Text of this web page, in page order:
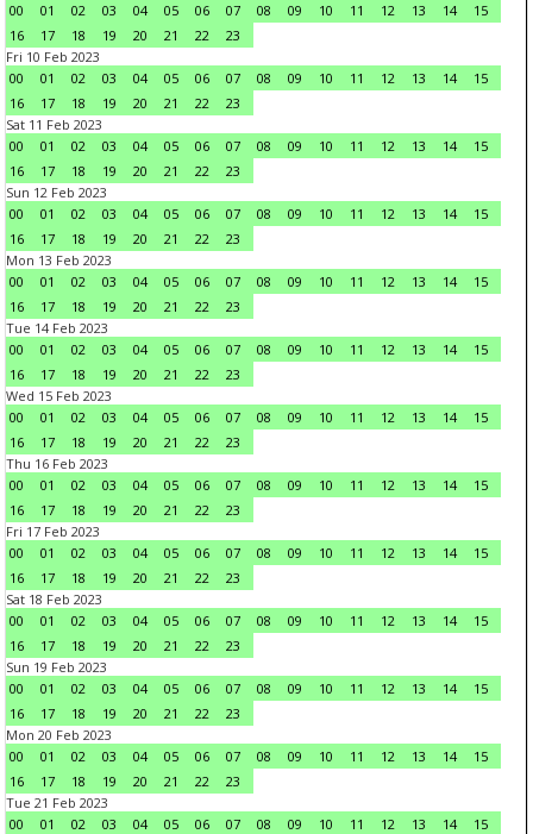
00
01 02 03 04 05 06 07 08 09 10 11 12 13 14
15
16
17 18 19 20 21 22
23
Fri 10 Feb 2023
00
01 02 03 04 05 06 07 08 09 10 11 12 13 14
15
16
17 18 19 20 21 22
23
Sat 11 Feb 2023
00
01 02 03 04 05 06 07 08 09 10 11 12 13 14
15
16
17 18 19 20 21 22
23
Sun 12 Feb 2023
00
01 02 03 04 05 06 07 08 09 10 11 12 13 14
15
16
17 18 19 20 21 22
23
Mon 13 Feb 2023
00
01 02 03 04 05 06 07 08 09 10 11 12 13 14
15
16
17 18 19 20 21 22
23
Tue 14 Feb 2023
00
01 02 03 04 05 06 07 08 09 10 11 12 13 14
15
16
17 18 19 20 21 22
23
Wed 15 Feb 2023
00
01 02 03 04 05 06 07 08 09 10 11 12 13 14
15
16
17 18 19 20 21 22
23
Thu 16 Feb 2023
00
01 02 03 04 05 06 07 08 09 10 11 12 13 14
15
16
17 18 19 20 21 22
23
Fri 17 Feb 2023
00
01 02 03 04 05 06 07 08 09 10 11 12 13 14
15
16
17 18 19 20 21 22
23
Sat 18 Feb 2023
00
01 02 03 04 05 06 07 08 09 10 11 12 13 14
15
16
17 18 19 20 21 22
23
Sun 19 Feb 2023
00
01 02 03 04 05 06 07 08 09 10 11 12 13 14
15
16
17 18 19 20 21 22
23
Mon 20 Feb 2023
00
01 02 03 04 05 06 07 08 09 10 11 12 13 14
15
16
17 18 19 20 21 22
23
Tue 21 Feb 2023
00
01 02 03 04 05 06 07 08 09 10 11 12 13 14
15